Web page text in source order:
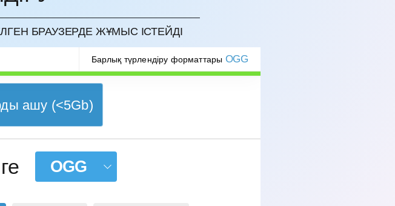
БРАУЗЕРДЕ ЖҰМЫС ІСТЕЙДІ
Барлық түрлендіру форматтары OGG
ашу (<5Gb)
ге OGG